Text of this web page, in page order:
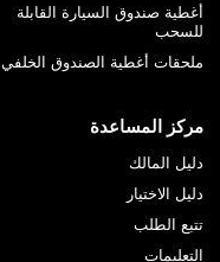
أغطية صندوق السيارة القابلة
للسحب
ملحقات أغطية الصندوق الخلفي
مركز المساعدة
دليل المالك
دليل الاختيار
تتبع الطلب
التعليمات